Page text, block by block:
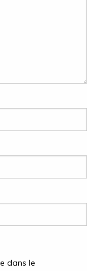
dans le